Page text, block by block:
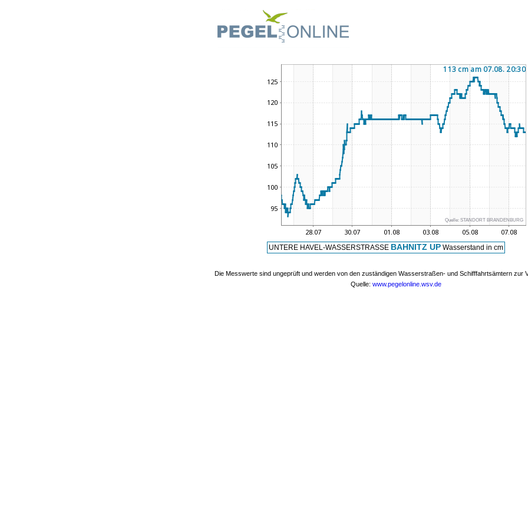
Quelle: STANDORT BRANDENBURG
UNTERE HAVEL-WASSERSTRASSE BAHNITZ UP Wasserstand in cm
Die Messwerte sind ungeprüft und werden von den zuständigen Wasserstraßen- und Schifffahrtsämtern zur
Quelle: www.pegelonline.wsv.de